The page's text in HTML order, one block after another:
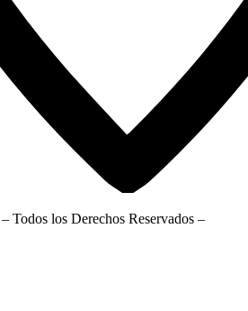
– Todos los Derechos Reservados –